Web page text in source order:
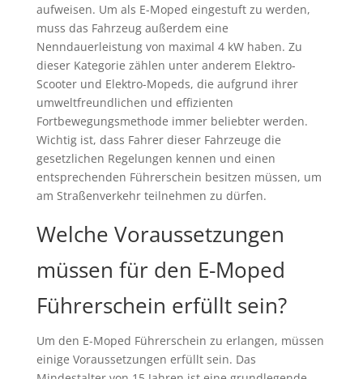
aufweisen. Um als E-Moped eingestuft zu werden,
muss das Fahrzeug außerdem eine
Nenndauerleistung von maximal 4 kW haben. Zu
dieser Kategorie zählen unter anderem Elektro-
Scooter und Elektro-Mopeds, die aufgrund ihrer
umweltfreundlichen und effizienten
Fortbewegungsmethode immer beliebter werden.
Wichtig ist, dass Fahrer dieser Fahrzeuge die
gesetzlichen Regelungen kennen und einen
entsprechenden Führerschein besitzen müssen, um
am Straßenverkehr teilnehmen zu dürfen.
Welche Voraussetzungen
müssen für den E-Moped
Führerschein erfüllt sein?
Um den E-Moped Führerschein zu erlangen, müssen
einige Voraussetzungen erfüllt sein. Das